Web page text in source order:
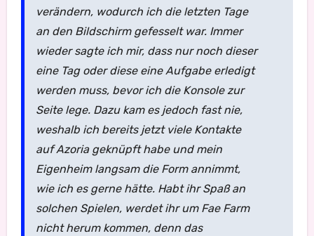
verändern, wodurch ich die letzten Tage
an den Bildschirm gefesselt war. Immer
wieder sagte ich mir, dass nur noch dieser
eine Tag oder diese eine Aufgabe erledigt
werden muss, bevor ich die Konsole zur
Seite lege. Dazu kam es jedoch fast nie,
weshalb ich bereits jetzt viele Kontakte
auf Azoria geknüpft habe und mein
Eigenheim langsam die Form annimmt,
wie ich es gerne hätte. Habt ihr Spaß an
solchen Spielen, werdet ihr um Fae Farm
nicht herum kommen, denn das